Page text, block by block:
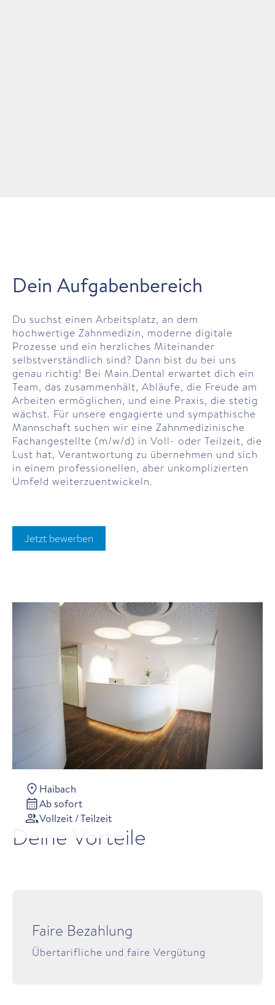
Dein Aufgabenbereich
Du suchst einen Arbeitsplatz, an dem
hochwertige Zahnmedizin, moderne digitale
Prozesse und ein herzliches Miteinander
selbstverständlich sind? Dann bist du bei uns
genau richtig! Bei Main.Dental erwartet dich ein
Team, das zusammenhält, Abläufe, die Freude am
Arbeiten ermöglichen, und eine Praxis, die stetig
wächst. Für unsere engagierte und sympathische
Mannschaft suchen wir eine Zahnmedizinische
Fachangestellte (m/w/d) in Voll- oder Teilzeit, die
Lust hat, Verantwortung zu übernehmen und sich
in einem professionellen, aber unkomplizierten
Umfeld weiterzuentwickeln.
Jetzt bewerben
Haibach
Ab sofort
Vollzeit / Teilzeit
Deine Vorteile
Faire Bezahlung
Übertarifliche und faire Vergütung